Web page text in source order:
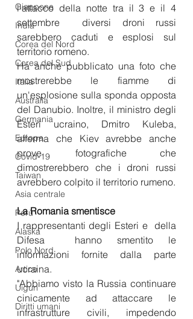
Giappone
India
Corea del Nord
Corea del Sud
Italia
Australia
Germania
Europa
Covid-19
Taiwan
Asia centrale
Perù
Alaska
Polo Nord
Artico
Uiguri
Diritti umani
l'attacco della notte tra il 3 e il 4
settembre  diversi droni russi
sarebbero caduti e esplosi sul
territorio romeno.
Ha anche pubblicato una foto che
mostrerebbe le fiamme di
un'esplosione sulla sponda opposta
del Danubio. Inoltre, il ministro degli
Esteri ucraino, Dmitro Kuleba,
afferma che Kiev avrebbe anche
prove fotografiche che
dimostrerebbero che i droni russi
avrebbero colpito il territorio rumeno.
La Romania smentisce
I rappresentanti degli Esteri e  della
Difesa  hanno smentito le
informazioni fornite dalla parte
ucraina.
"Abbiamo visto la Russia continuare
cinicamente ad attaccare le
infrastrutture civili, impedendo